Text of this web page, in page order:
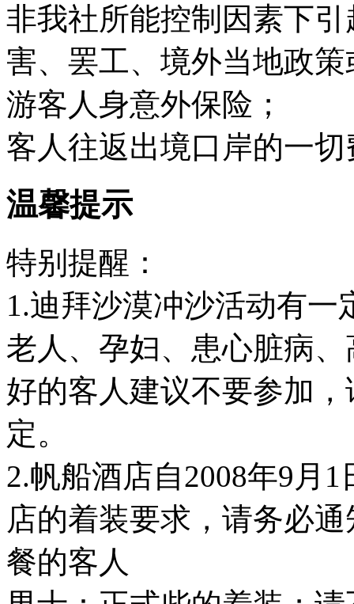
非我社所能控制因素下
害、罢工、境外当地政
游客人身意外保险；
客人往返出境口岸的一切
温馨提示
特别提醒：
1.迪拜沙漠冲沙活动有
老人、孕妇、患心脏病
好的客人建议不要参加
定。
2.帆船酒店自2008年9月
店的着装要求，请务必
餐的客人